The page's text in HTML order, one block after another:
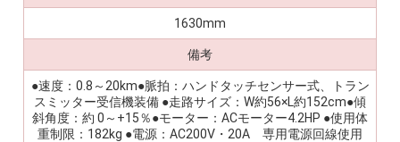
1630mm
備考
●速度：0.8～20km●脈拍：ハンドタッチセンサー式、トラン
スミッター受信機装備 ●走路サイズ：W約56×L約152cm●傾
斜角度：約 0～+15％●モーター：ACモーター4.2HP ●使用体
重制限：182kg ●電源：AC200V・20A 専用電源回線使用